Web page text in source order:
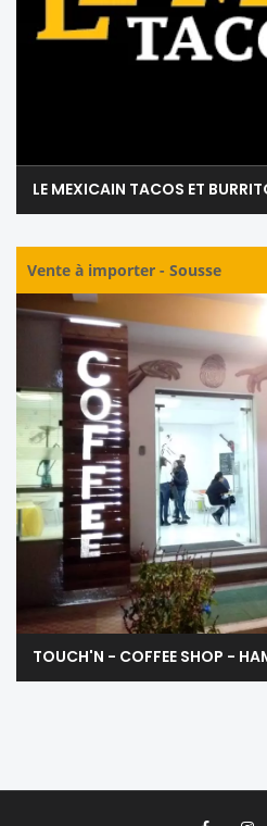
LE MEXICAIN TACOS ET
Vente à importer - Sousse
TOUCH'N - COFFEE SHOP -